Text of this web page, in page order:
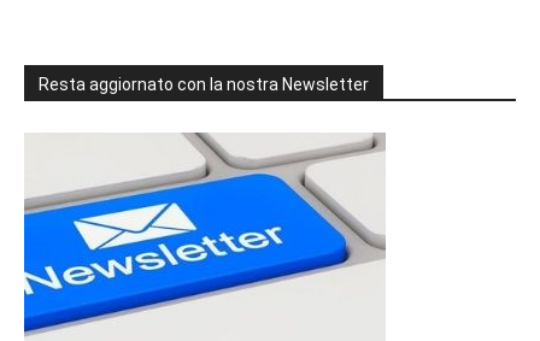
Resta aggiornato con la nostra Newsletter